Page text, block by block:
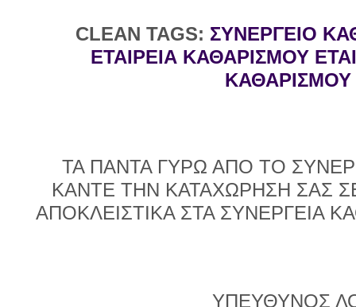
CLEAN TAGS: ΣΥΝΕΡΓΕΙΟ
ΕΤΑΙΡΕΙΑ ΚΑΘΑΡΙΣΜΟΥ
ΚΑΘΑΡΙΣΜΟΥ
ΤΑ ΠΑΝΤΑ ΓΥΡΩ ΑΠΟ ΤΟ
ΚΑΝΤΕ ΤΗΝ ΚΑΤΑΧΩΡΗΣΗ ΣΑΣ
ΑΠΟΚΛΕΙΣΤΙΚΑ ΣΤΑ ΣΥΝΕΡΓΕΙΑ
ΥΠΕΥΘΥΝΟΣ